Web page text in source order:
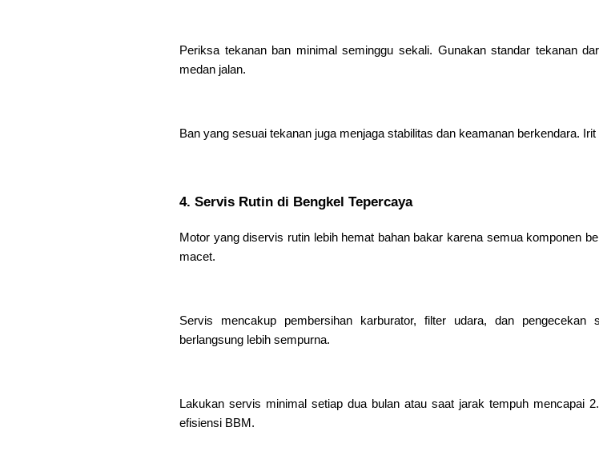
Periksa tekanan ban minimal seminggu sekali. Gunakan standar tekanan
medan jalan.
Ban yang sesuai tekanan juga menjaga stabilitas dan keamanan berkendara.
4. Servis Rutin di Bengkel Tepercaya
Motor yang diservis rutin lebih hemat bahan bakar karena semua komponen
macet.
Servis mencakup pembersihan karburator, filter udara, dan pengecekan
berlangsung lebih sempurna.
Lakukan servis minimal setiap dua bulan atau saat jarak tempuh mencapai
efisiensi BBM.